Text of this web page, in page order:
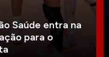
Saúde entra na
para o